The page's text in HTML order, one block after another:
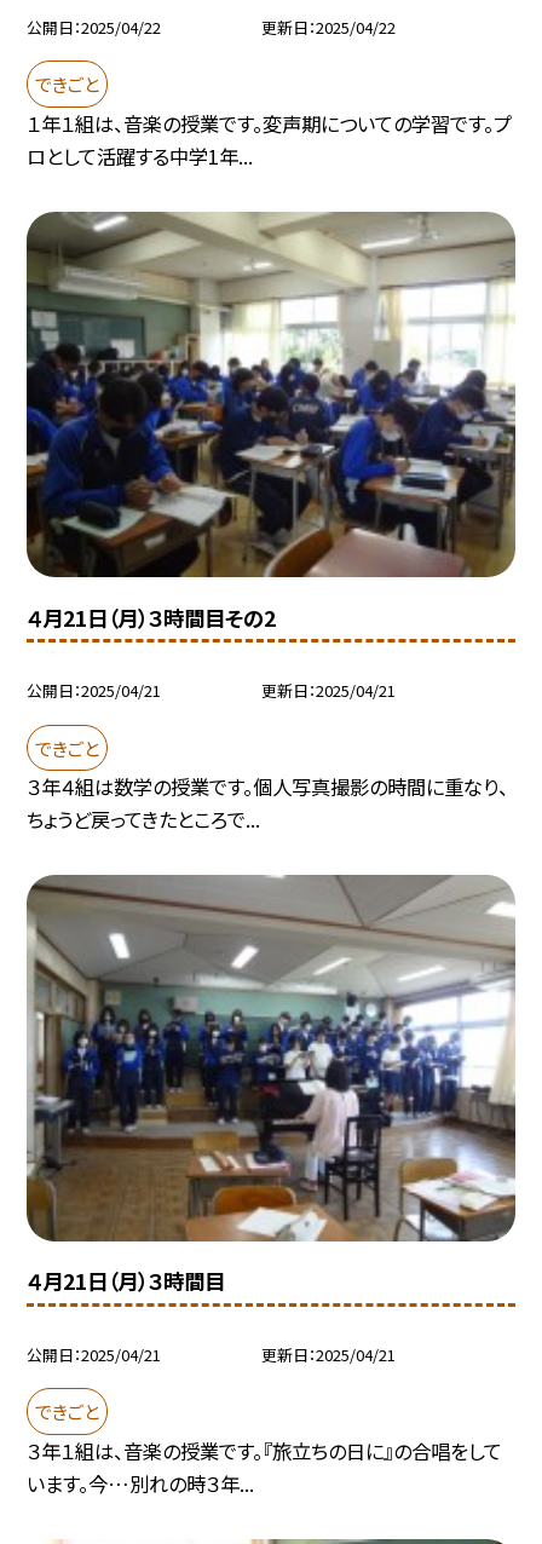
公開日 2025/04/22 更新日 2025/04/22
できごと
１年１組は、音楽の授業です。変声期についての学習です。プ
ロとして活躍する中学1年...
４月21日（月）３時間目その2
公開日 2025/04/21 更新日 2025/04/21
できごと
３年４組は数学の授業です。個人写真撮影の時間に重なり、
ちょうど戻ってきたところで...
４月21日（月）３時間目
公開日 2025/04/21 更新日 2025/04/21
できごと
３年１組は、音楽の授業です。『旅立ちの日に』の合唱をして
います。今…別れの時３年...